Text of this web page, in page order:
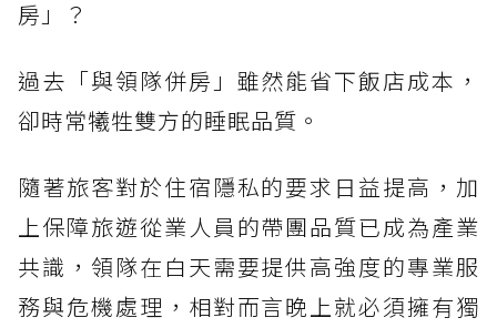
房」？
過去「與領隊併房」雖然能省下飯店成本，
卻時常犧牲雙方的睡眠品質。
隨著旅客對於住宿隱私的要求日益提高，加
上保障旅遊從業人員的帶團品質已成為產業
共識，領隊在白天需要提供高強度的專業服
務與危機處理，相對而言晚上就必須擁有獨